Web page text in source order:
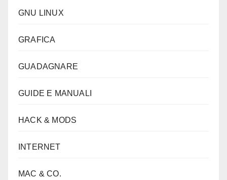
GNU LINUX
GRAFICA
GUADAGNARE
GUIDE E MANUALI
HACK & MODS
INTERNET
MAC & CO.